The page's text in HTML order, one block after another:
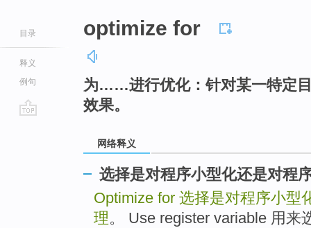
目录
释义
例句
optimize for
为……进行优化：针对某一特定
效果。
网络释义
选择是对程序小型化还是对程
Optimize for 选择是对程序小型
理。 Use register variable 用来